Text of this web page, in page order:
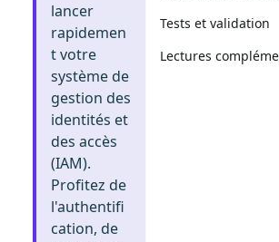
lancer
rapidemen
t votre
système de
gestion des
identités et
des accès
(IAM).
Profitez de
l'authentifi
cation, de
Tests et validation
Lectures